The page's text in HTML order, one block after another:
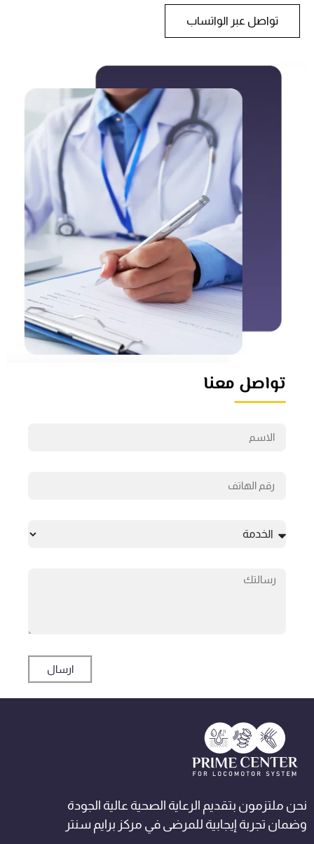
تواصل عبر الواتساب
تواصل معنا
ارسال
نحن ملتزمون بتقديم الرعاية الصحية عالية الجودة
وضمان تجربة إيجابية للمرضى في مركز برايم سنتر